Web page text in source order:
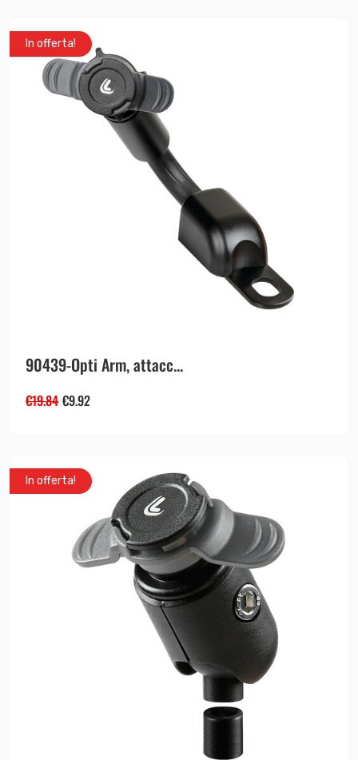
In offerta!
90439-Opti Arm, attacc...
€19.84 €9.92
In offerta!